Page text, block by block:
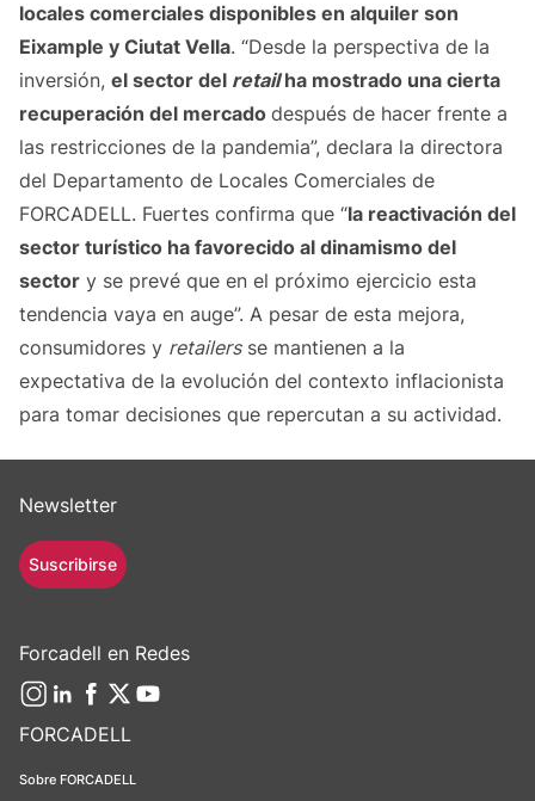
locales comerciales disponibles en alquiler son
Eixample y Ciutat Vella. “Desde la perspectiva de la
inversión, el sector del retailha mostrado una cierta
recuperación del mercado después de hacer frente a
las restricciones de la pandemia”, declara la directora
del Departamento de Locales Comerciales de
FORCADELL. Fuertes confirma que “la reactivación del
sector turístico ha favorecido al dinamismo del
sector y se prevé que en el próximo ejercicio esta
tendencia vaya en auge”. A pesar de esta mejora,
consumidores y retailersse mantienen a la
expectativa de la evolución del contexto inflacionista
para tomar decisiones que repercutan a su actividad.
FORCADELL
Sobre FORCADELL
Newsletter
Suscribirse
Forcadell en Redes